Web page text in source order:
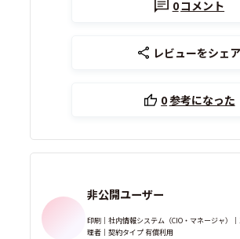
0コメント
レビューをシェア
0参考になった
非公開ユーザー
印刷｜社内情報システム（CIO・マネージャ）
理者｜契約タイプ 有償利用